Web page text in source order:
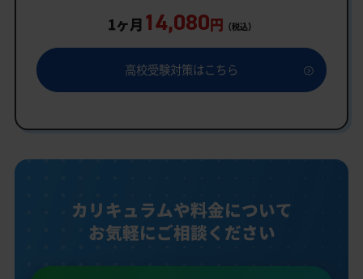
1ヶ月 14,080円 （税込）
高校受験対策はこちら
カリキュラムや料金について
お気軽にご相談ください